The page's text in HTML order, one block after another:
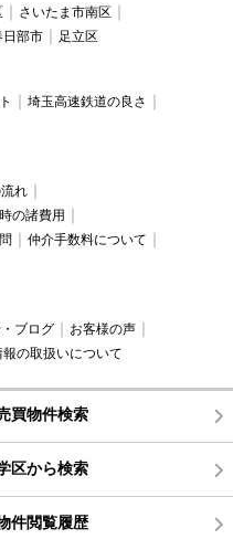
さいたま市南区
日部市 足立区
埼玉高速鉄道の良さ
れ
の諸費用
仲介手数料について
ブログ
お客様の声
報の取扱いについて
買物件検索
区から検索
件閲覧履歴